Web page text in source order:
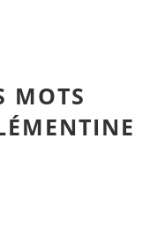
MOTS